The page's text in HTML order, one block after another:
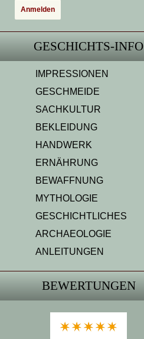
GESCHICHTS-INFO
IMPRESSIONEN
GESCHMEIDE
SACHKULTUR
BEKLEIDUNG
HANDWERK
ERNÄHRUNG
BEWAFFNUNG
MYTHOLOGIE
GESCHICHTLICHES
ARCHAEOLOGIE
ANLEITUNGEN
BEWERTUNGEN